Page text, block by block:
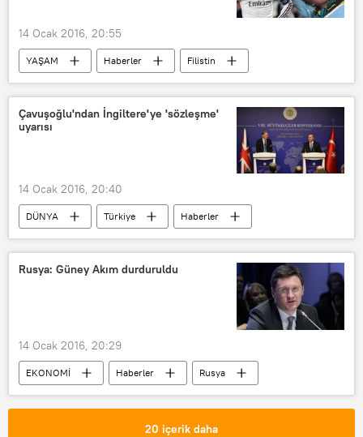
14 Ocak 2016, 20:55
YAŞAM Haberler
Filistin
Cristiano Ronaldo
Çavuşoğlu'ndan İngiltere'ye 'sözleşme'
uyarısı
14 Ocak 2016, 20:40
DÜNYA Türkiye
Haberler
POLİTİKA
İngiltere
TÜRKİYE
Kıbrıs
Suriye
Rusya: Güney Akım durduruldu
14 Ocak 2016, 20:29
EKONOMİ Haberler
Rusya
Bulgaristan
Ukrayna
20 içerik daha